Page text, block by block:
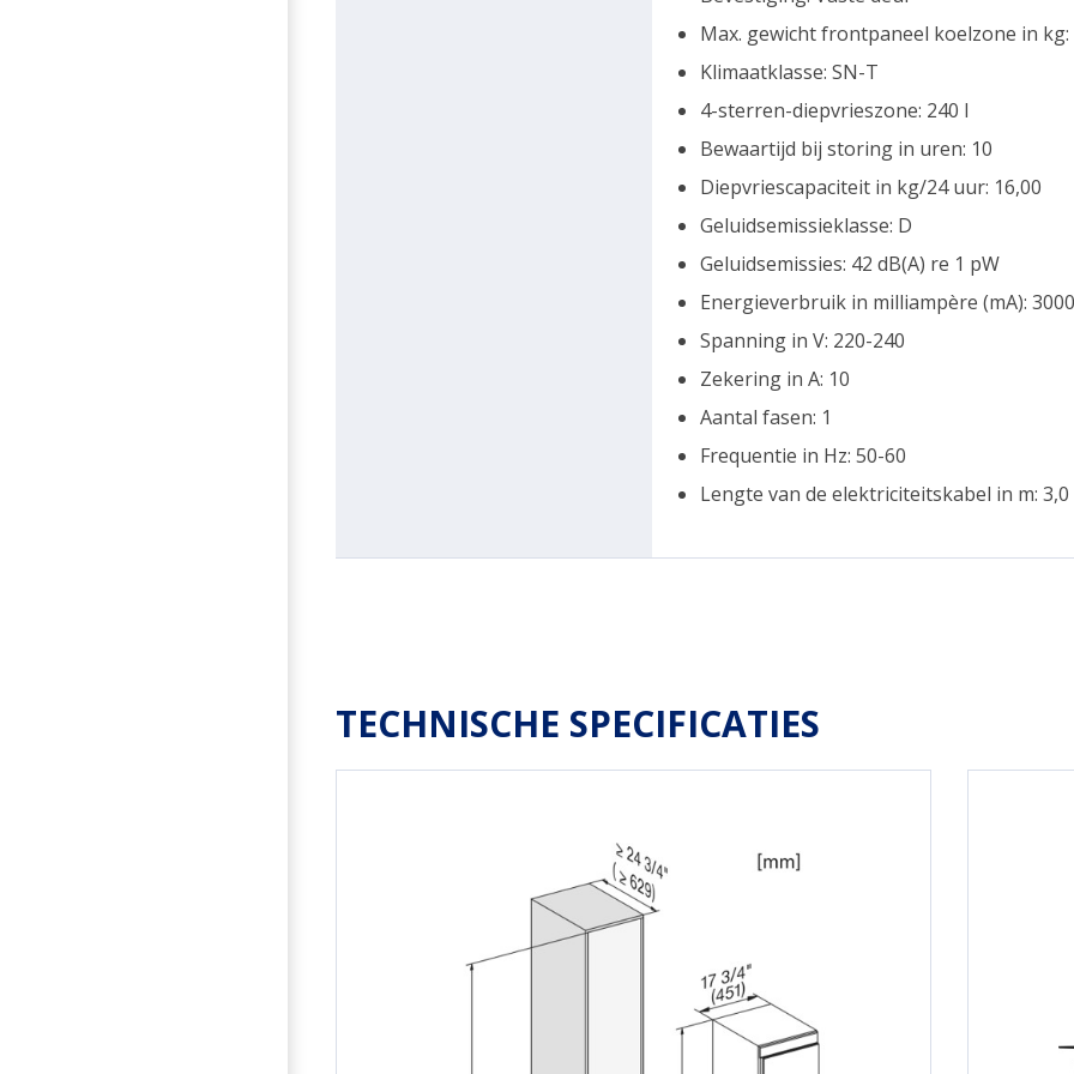
Max. gewicht frontpaneel koelzone in kg:
Klimaatklasse: SN-T
4-sterren-diepvrieszone: 240 l
Bewaartijd bij storing in uren: 10
Diepvriescapaciteit in kg/24 uur: 16,00
Geluidsemissieklasse: D
Geluidsemissies: 42 dB(A) re 1 pW
Energieverbruik in milliampère (mA): 3000
Spanning in V: 220-240
Zekering in A: 10
Aantal fasen: 1
Frequentie in Hz: 50-60
Lengte van de elektriciteitskabel in m: 3,0
TECHNISCHE SPECIFICATIES